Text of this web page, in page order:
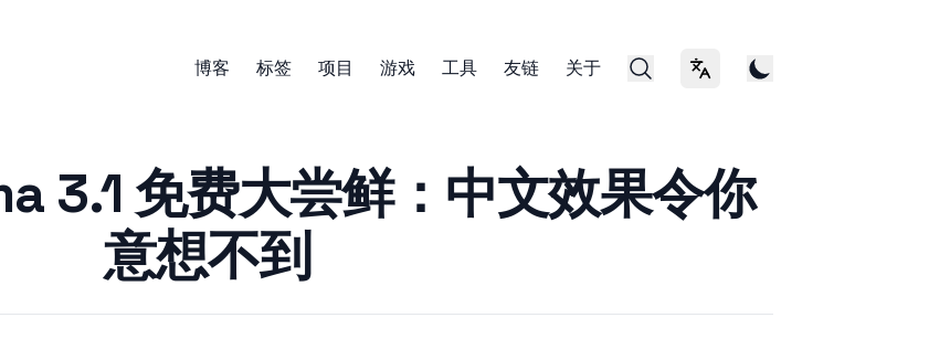
博客 标签 项目 游戏 工具 友链 关于 切换语言
3.1 免费大尝鲜：中文效果令你
意想不到